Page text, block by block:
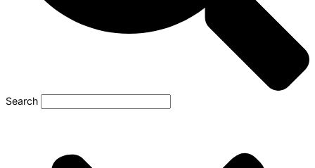
Search